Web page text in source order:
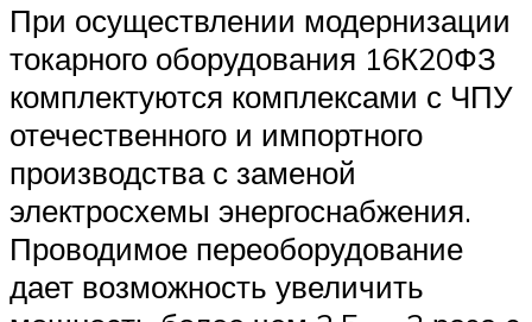
При осуществлении модернизации
токарного оборудования 16К20ФЗ
комплектуются комплексами с ЧПУ
отечественного и импортного
производства с заменой
электросхемы энергоснабжения.
Проводимое переоборудование
дает возможность увеличить